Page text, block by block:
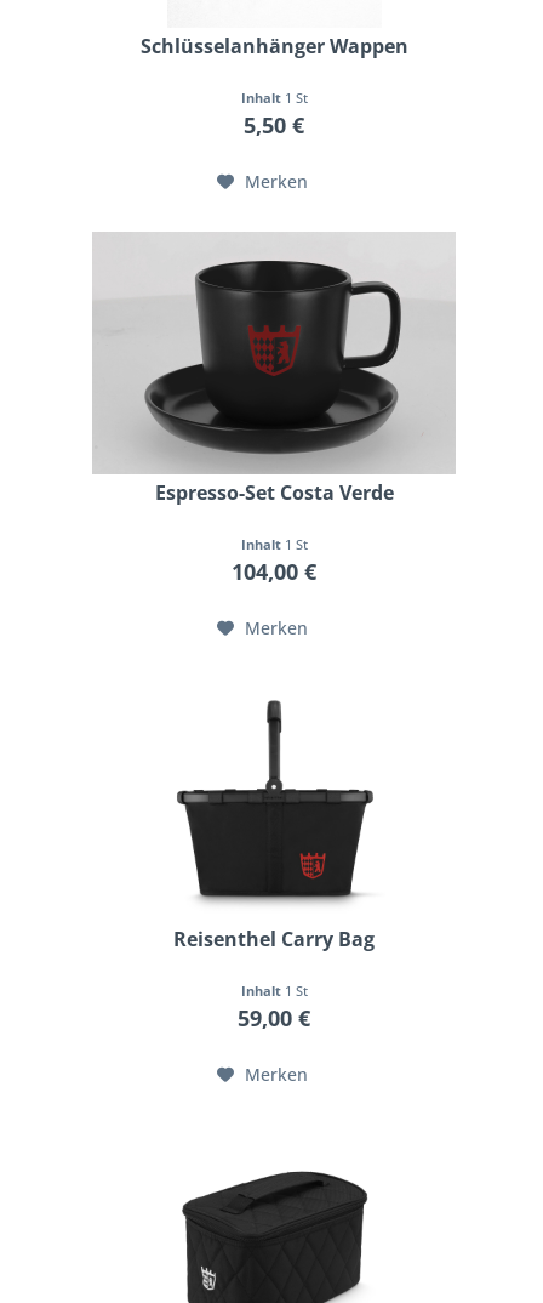
Schlüsselanhänger Wappen
Inhalt 1 St
5,50 €
Merken
Espresso-Set Costa Verde
Inhalt 1 St
104,00 €
Merken
Reisenthel Carry Bag
Inhalt 1 St
59,00 €
Merken